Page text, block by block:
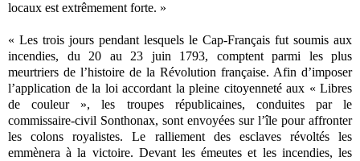
locaux est extrêmement forte. »
« Les trois jours pendant lesquels le Cap-Français fut soumis aux
incendies, du 20 au 23 juin 1793, comptent parmi les plus
meurtriers de l’histoire de la Révolution française. Afin d’imposer
l’application de la loi accordant la pleine citoyenneté aux « Libres
de couleur », les troupes républicaines, conduites par le
commissaire-civil Sonthonax, sont envoyées sur l’île pour affronter
les colons royalistes. Le ralliement des esclaves révoltés les
emmènera à la victoire. Devant les émeutes et les incendies, les